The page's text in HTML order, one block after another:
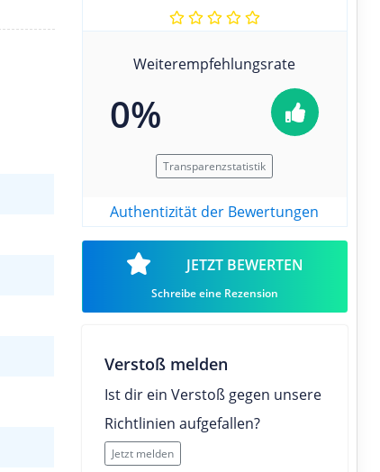
Weiterempfehlungsrate
0%
Transparenzstatistik
Authentizität der Bewertungen
JETZT BEWERTEN
Schreibe eine Rezension
Verstoß melden
Ist dir ein Verstoß gegen unsere
Richtlinien aufgefallen?
Jetzt melden